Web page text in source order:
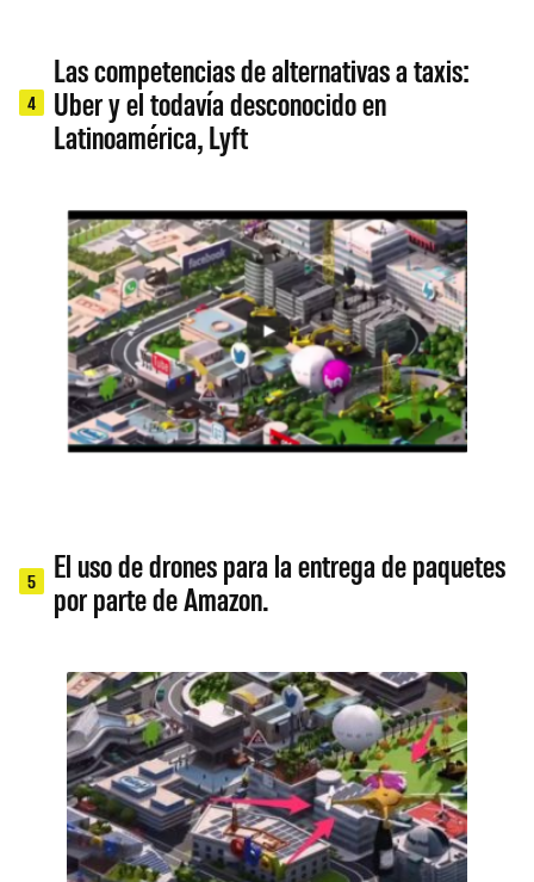
4
Las competencias de alternativas a taxis:
Uber y el todavía desconocido en
Latinoamérica, Lyft
5
El uso de drones para la entrega de paquetes
por parte de Amazon.